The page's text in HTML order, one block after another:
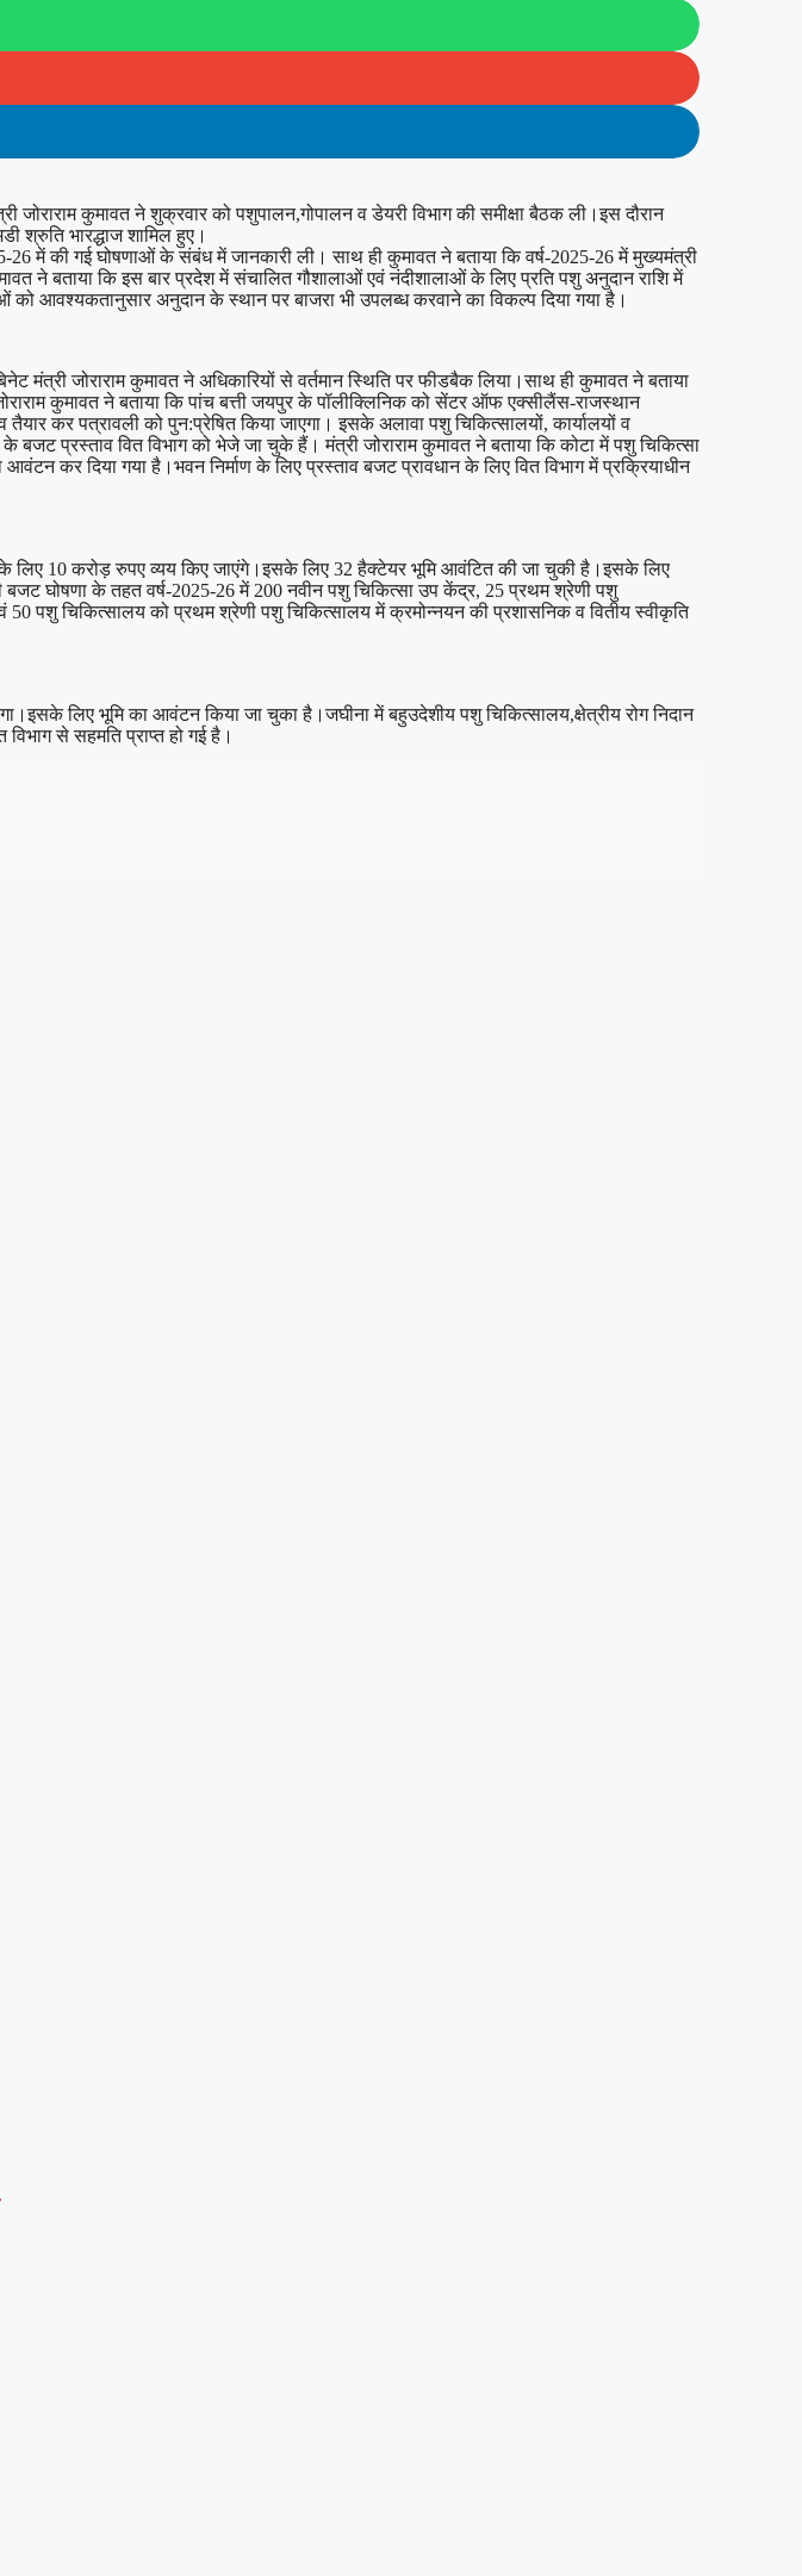
कुमावत ने शुक्रवार को पशुपालन,गोपालन व डेयरी विभाग की समीक्षा बैठक ली।इस दौरान
श्रुति भारद्धाज शामिल हुए।
26 में की गई घोषणाओं के संबंध में जानकारी ली। साथ ही कुमावत ने बताया कि वर्ष-2025-26 में मुख्यमंत्री
ने बताया कि इस बार प्रदेश में संचालित गौशालाओं एवं नंदीशालाओं के लिए प्रति पशु अनुदान राशि में
को आवश्यकतानुसार अनुदान के स्थान पर बाजरा भी उपलब्ध करवाने का विकल्प दिया गया है।
जोराराम कुमावत ने अधिकारियों से वर्तमान स्थिति पर फीडबैक लिया।साथ ही कुमावत ने बताया
कुमावत ने बताया कि पांच बत्ती जयपुर के पॉलीक्लिनिक को सेंटर ऑफ एक्सीलैंस-राजस्थान
कर पत्रावली को पुन:प्रेषित किया जाएगा। इसके अलावा पशु चिकित्सालयों, कार्यालयों व
बजट प्रस्ताव वित विभाग को भेजे जा चुके हैं। मंत्री जोराराम कुमावत ने बताया कि कोटा में पशु चिकित्सा
कर दिया गया है।भवन निर्माण के लिए प्रस्ताव बजट प्रावधान के लिए वित विभाग में प्रक्रियाधीन
लिए 10 करोड़ रुपए व्यय किए जाएंगे।इसके लिए 32 हैक्टेयर भूमि आवंटित की जा चुकी है।इसके लिए
बजट घोषणा के तहत वर्ष-2025-26 में 200 नवीन पशु चिकित्सा उप केंद्र, 25 प्रथम श्रेणी पशु
पशु चिकित्सालय को प्रथम श्रेणी पशु चिकित्सालय में क्रमोन्नयन की प्रशासनिक व वितीय स्वीकृति
लिए भूमि का आवंटन किया जा चुका है।जघीना में बहुउदेशीय पशु चिकित्सालय,क्षेत्रीय रोग निदान
से सहमति प्राप्त हो गई है।